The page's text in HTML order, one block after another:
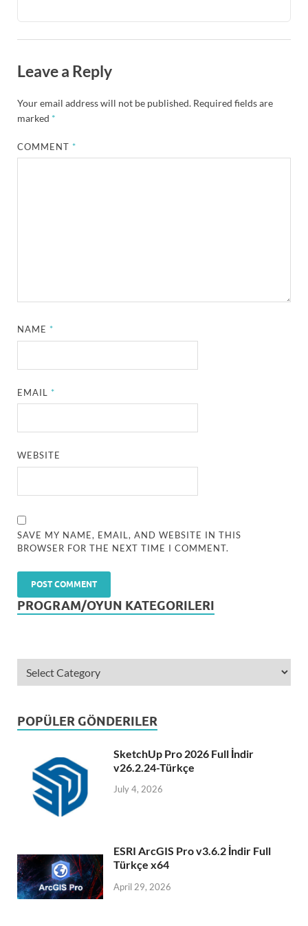
Leave a Reply
Your email address will not be published. Required fields are
marked *
COMMENT*
NAME*
EMAIL*
WEBSITE
SAVE MY NAME, EMAIL, AND WEBSITE IN THIS
BROWSER FOR THE NEXT TIME I COMMENT.
PROGRAM/OYUN KATEGORILERI
POPÜLER GÖNDERILER
SketchUp Pro 2026 Full İndir
v26.2.24-Türkçe
July 4, 2026
ESRI ArcGIS Pro v3.6.2 İndir Full
Türkçe x64
April 29, 2026